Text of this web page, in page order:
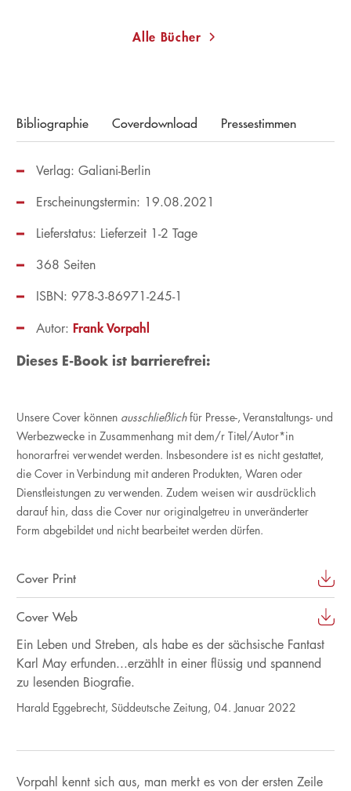
Alle Bücher
Bibliographie Coverdownload Pressestimmen
Verlag: Galiani-Berlin
Erscheinungstermin: 19.08.2021
Lieferstatus: Lieferzeit 1-2 Tage
ISBN: 978-3-86971-245-1
368 Seiten
Autor: Frank Vorpahl
Dieses E-Book ist barrierefrei:
Unsere Cover können ausschließlichfür Presse-, Veranstaltungs- und
Werbezwecke in Zusammenhang mit dem/r Titel/Autor*in
honorarfrei verwendet werden. Insbesondere ist es nicht gestattet,
die Cover in Verbindung mit anderen Produkten, Waren oder
Dienstleistungen zu verwenden. Zudem weisen wir ausdrücklich
darauf hin, dass die Cover nur originalgetreu in unveränderter
Form abgebildet und nicht bearbeitet werden dürfen.
Cover Print
Cover Web
Ein Leben und Streben, als habe es der sächsische Fantast
Karl May erfunden...erzählt in einer flüssig und spannend
zu lesenden Biografie.
Harald Eggebrecht, Süddeutsche Zeitung, 04. Januar 2022
Vorpahl kennt sich aus, man merkt es von der ersten Zeile